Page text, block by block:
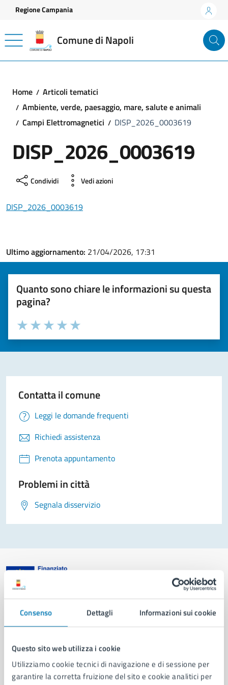
Consenso Dettagli Informazioni sui cookie
Questo sito web utilizza i cookie
Utilizziamo cookie tecnici di navigazione e di sessione per
garantire la corretta fruizione del sito e cookie analitici per
Vai ai contenuti
Vai al footer
Regione Campania
Comune di Napoli
Home
Articoli tematici
Ambiente, verde, paesaggio, mare, salute e animali
Campi Elettromagnetici
DISP_2026_0003619
DISP_2026_0003619
Condividi Vedi azioni
DISP_2026_0003619
Ultimo aggiornamento: 21/04/2026, 17:31
Quanto sono chiare le informazioni su questa
pagina?
Valuta la chiarezza delle informazioni (da 1 a 5 stelle)
Seleziona il numero di stelle per valutare la chiarezza delle
Valuta 5 stelle su 5
Valuta 4 stelle su 5
Valuta 3 stelle su 5
Valuta 2 stelle su 5
Valuta 1 stelle su 5
Contatta il comune
Leggi le domande frequenti
Richiedi assistenza
Prenota appuntamento
Problemi in città
Segnala disservizio
Aree amministrative
Organi di governo
Municipalità